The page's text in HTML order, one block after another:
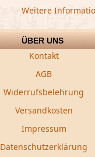
ÜBER UNS
Kontakt
AGB
Widerrufsbelehrung
Versandkosten
Impressum
Datenschutzerklärung
Weitere